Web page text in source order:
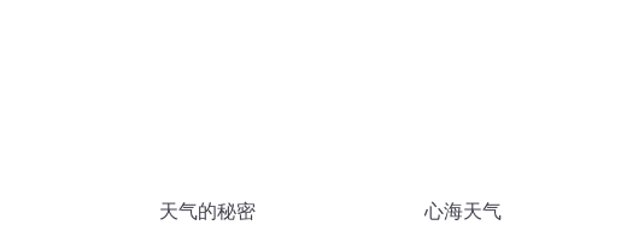
天气的秘密 心海天气